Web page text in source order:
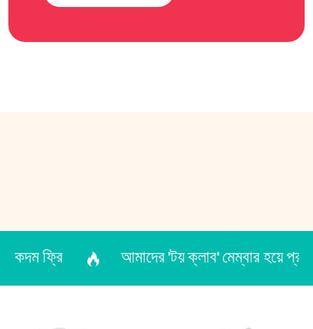
আমাদের 'টয় ক্লাব' মেম্বার হয়ে প্রতিটি অর্ডারে